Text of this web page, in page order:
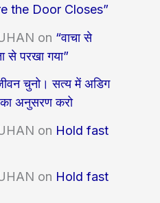
the Door Closes”
on “वाचा से
से परखा गया”
चुनो। सत्य में अडिग
का अनुसरण करो
on Hold fast
on Hold fast